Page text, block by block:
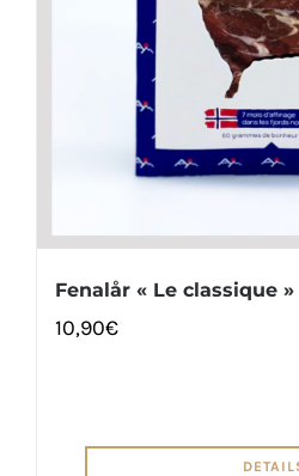
Fenalår « Le classique »
10,90€